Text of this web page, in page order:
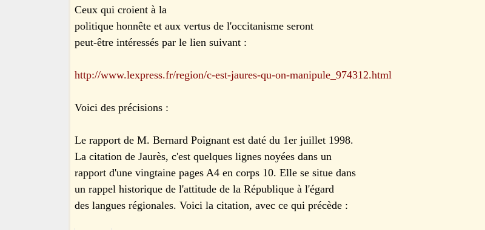
Ceux qui croient à la
politique honnête et aux vertus de l'occitanisme seront
peut-être intéressés par le lien suivant :
http://www.lexpress.fr/region/c-est-jaures-qu-on-manipule_974312.html
Voici des précisions :
Le rapport de M. Bernard Poignant est daté du 1er juillet 1998.
La citation de Jaurès, c'est quelques lignes noyées dans un
rapport d'une vingtaine pages A4 en corps 10. Elle se situe dans
un rappel historique de l'attitude de la République à l'égard
des langues régionales. Voici la citation, avec ce qui précède :